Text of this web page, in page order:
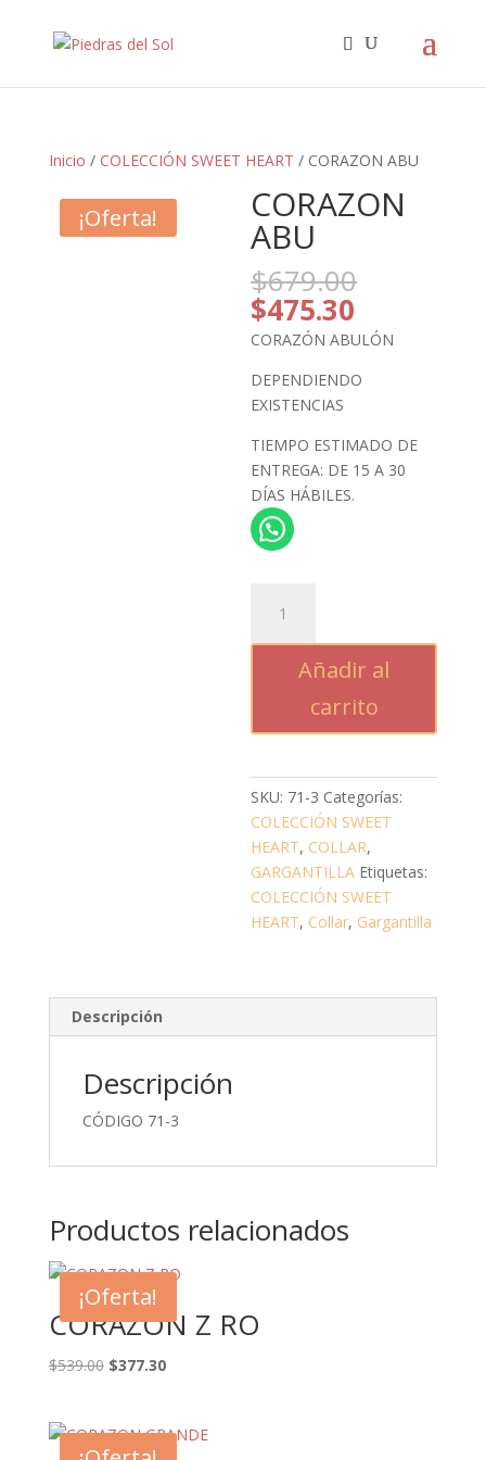
productos
Inicio / COLECCIÓN SWEET HEART / CORAZON ABU
¡Oferta! CORAZON
ABU
$679.00
original
era:
$475.30
precio
actual
es:
CORAZÓN ABULÓN
DEPENDIENDO
EXISTENCIAS
TIEMPO ESTIMADO DE
ENTREGA: DE 15 A 30
DÍAS HÁBILES.
cantidad
Añadir al
carrito
SKU: 71-3 Categorías:
COLECCIÓN SWEET
HEART, COLLAR,
GARGANTILLA Etiquetas:
COLECCIÓN SWEET
HEART, Collar, Gargantilla
Descripción
Descripción
CÓDIGO 71-3
Productos relacionados
¡Oferta!
CORAZON Z RO
$539.00 El
era:
$377.30El
es: